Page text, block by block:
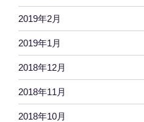
2019年2月
2019年1月
2018年12月
2018年11月
2018年10月